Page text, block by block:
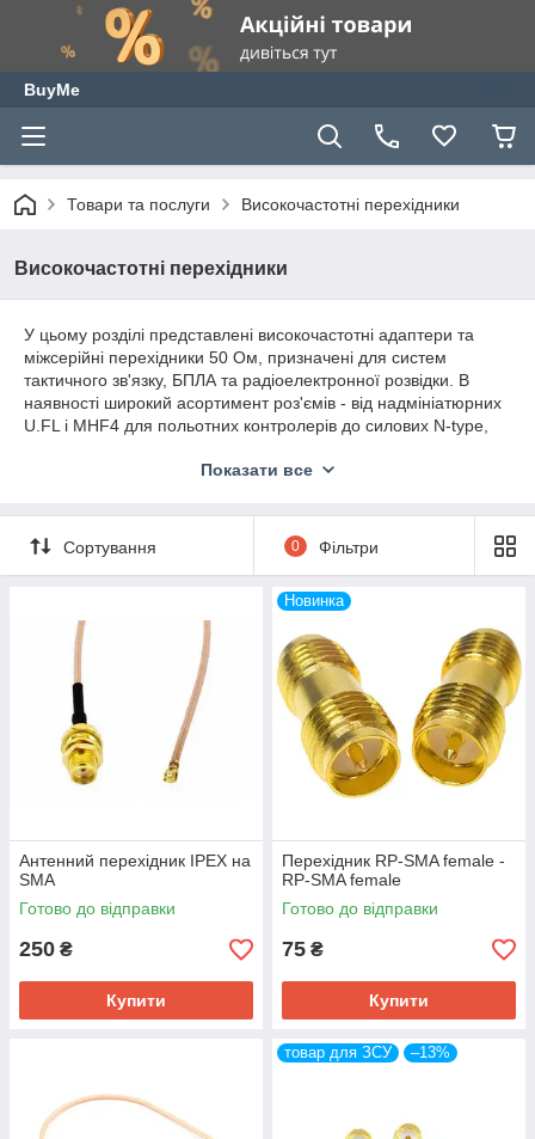
BuyMe
Товари та послуги Високочастотні перехідники
Високочастотні перехідники
У цьому розділі представлені високочастотні адаптери та
міжсерійні перехідники 50 Ом, призначені для систем
тактичного зв'язку, БПЛА та радіоелектронної розвідки. В
наявності широкий асортимент роз'ємів - від надмініатюрних
U.FL і MHF4 для польотних контролерів до силових N-type,
адаптери забезпечують надійну фіксацію та мінімальні
Показати все
Сортування 0 Фільтри
Антенний перехідник IPEX на
SMA
Готово до відправки
250 ₴
Купити
Новинка
Перехідник RP-SMA female -
RP-SMA female
Готово до відправки
75 ₴
Купити
товар для ЗСУ –13%